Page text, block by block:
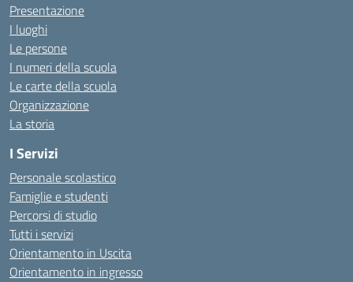
Presentazione
I luoghi
Le persone
I numeri della scuola
Le carte della scuola
Organizzazione
La storia
I Servizi
Personale scolastico
Famiglie e studenti
Percorsi di studio
Tutti i servizi
Orientamento in Uscita
Orientamento in ingresso